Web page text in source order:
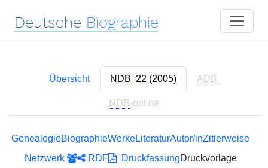
Deutsche Biographie
Übersicht NDB 22 (2005) ADB
NDB-online
GenealogieBiographieWerkeLiteraturAutor/inZitierweise
Netzwerk
RDF DruckfassungDruckvorlage